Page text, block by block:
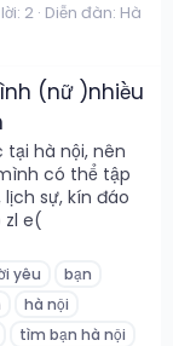
2 Diễn đàn: Hà
(nữ )nhiều
hà nội, nên
có thể tập
sự, kín đáo
zl e(
yêu
bạn
hà nội
tìm bạn hà nội